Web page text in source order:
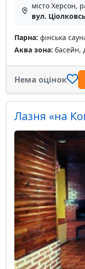
місто Херсон,
вул.
Парна: фінська
Аква зона: басейн,
Нема оцінок
Лазня «на